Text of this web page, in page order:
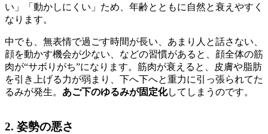
い」「動かしにくい」ため、年齢とともに自然と衰えやすく
なります。
中でも、無表情で過ごす時間が長い、あまり人と話さない、
顔を動かす機会が少ない、などの習慣があると、顔全体の筋
肉が“サボりがち”になります。筋肉が衰えると、皮膚や脂肪
を引き上げる力が弱まり、下へ下へと重力に引っ張られてた
るみが発生。 あご下のゆるみが固定化してしまうのです。
2. 姿勢の悪さ